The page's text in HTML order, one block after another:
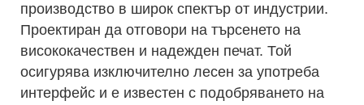
производство в широк спектър от индустрии.
Проектиран да отговори на търсенето на
висококачествен и надежден печат. Той
осигурява изключително лесен за употреба
интерфейс и е известен с подобряването на